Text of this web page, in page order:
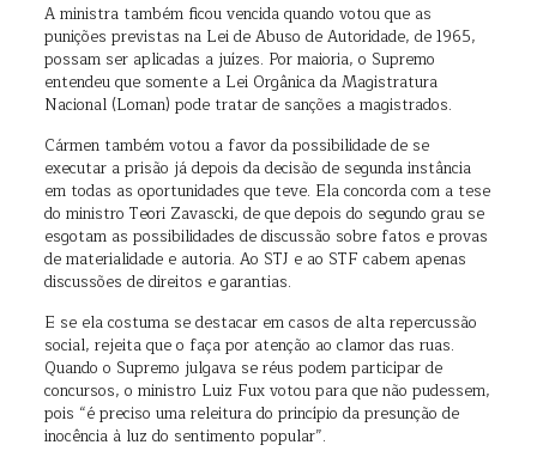
A ministra também ficou vencida quando votou que as
punições previstas na Lei de Abuso de Autoridade, de 1965,
possam ser aplicadas a juízes. Por maioria, o Supremo
entendeu que somente a Lei Orgânica da Magistratura
Nacional (Loman) pode tratar de sanções a magistrados.
Cármen também votou a favor da possibilidade de se
executar a prisão já depois da decisão de segunda instância
em todas as oportunidades que teve. Ela concorda com a tese
do ministro Teori Zavascki, de que depois do segundo grau se
esgotam as possibilidades de discussão sobre fatos e provas
de materialidade e autoria. Ao STJ e ao STF cabem apenas
discussões de direitos e garantias.
E se ela costuma se destacar em casos de alta repercussão
social, rejeita que o faça por atenção ao clamor das ruas.
Quando o Supremo julgava se réus podem participar de
concursos, o ministro Luiz Fux votou para que não pudessem,
pois “é preciso uma releitura do princípio da presunção de
inocência à luz do sentimento popular”.